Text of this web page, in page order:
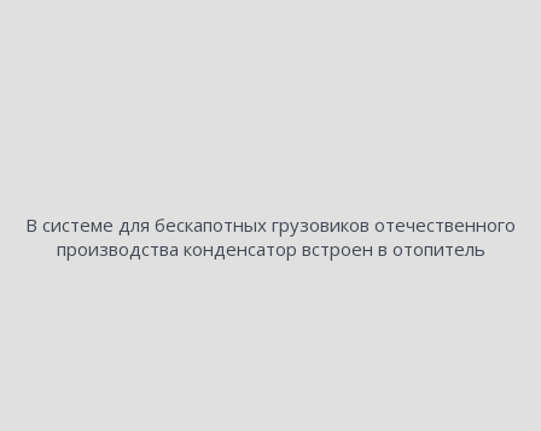
В системе для бескапотных грузовиков отечественного
производства конденсатор встроен в отопитель